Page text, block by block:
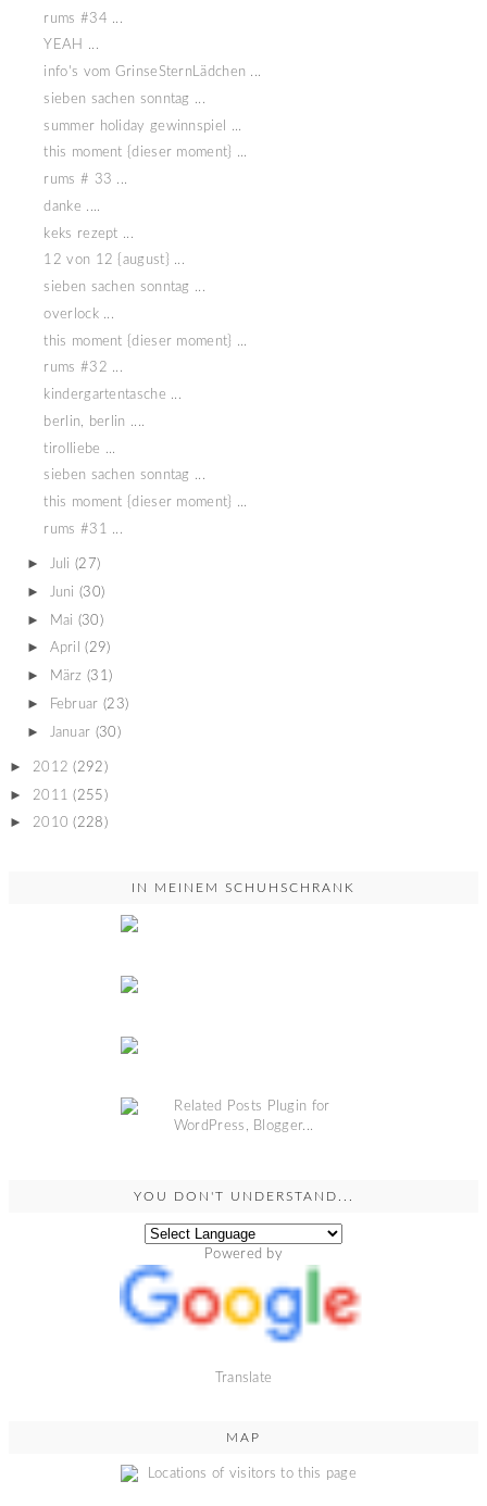
rums #34 ...
YEAH ...
info's vom GrinseSternLädchen ...
sieben sachen sonntag ...
summer holiday gewinnspiel ...
this moment {dieser moment} ...
rums # 33 ...
danke ....
keks rezept ...
12 von 12 {august} ...
sieben sachen sonntag ...
overlock ...
this moment {dieser moment} ...
rums #32 ...
kindergartentasche ...
berlin, berlin ....
tirolliebe ...
sieben sachen sonntag ...
this moment {dieser moment} ...
rums #31 ...
► Juli (27)
► Juni (30)
► Mai (30)
► April (29)
► März (31)
► Februar (23)
► Januar (30)
► 2012 (292)
► 2011 (255)
► 2010 (228)
IN MEINEM SCHUHSCHRANK
YOU DON'T UNDERSTAND...
Powered by
Translate
MAP